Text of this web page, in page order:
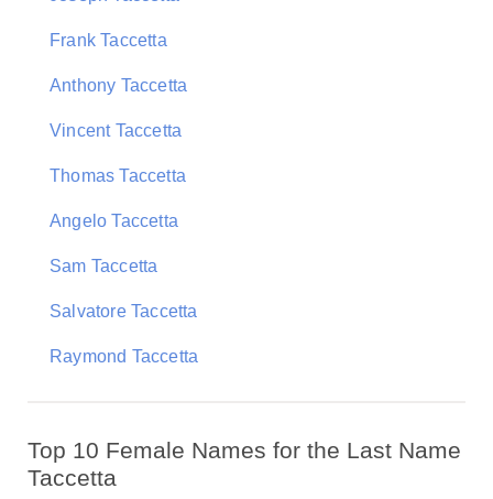
Frank Taccetta
Anthony Taccetta
Vincent Taccetta
Thomas Taccetta
Angelo Taccetta
Sam Taccetta
Salvatore Taccetta
Raymond Taccetta
Top 10 Female Names for the Last Name
Taccetta